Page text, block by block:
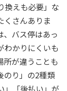
換えも必要」な
くさんありま
、バス停はあっ
わかりにくいも
所が違うことも
のり」の2種類
」「後払い」が